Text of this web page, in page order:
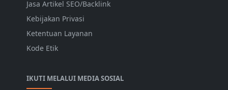
Jasa Artikel SEO/Backlink
Kebijakan Privasi
Ketentuan Layanan
Kode Etik
IKUTI MELALUI MEDIA SOSIAL